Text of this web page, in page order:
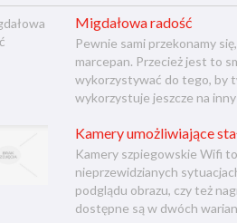
Migdałowa radość
Pewnie sami przekonamy
marcepan. Przecież jest to
wykorzystywać do tego, by
wykorzystuje jeszcze na
Kamery umożliwiające
Kamery szpiegowskie Wifi
nieprzewidzianych
podglądu obrazu, czy też
dostępne są w dwóch